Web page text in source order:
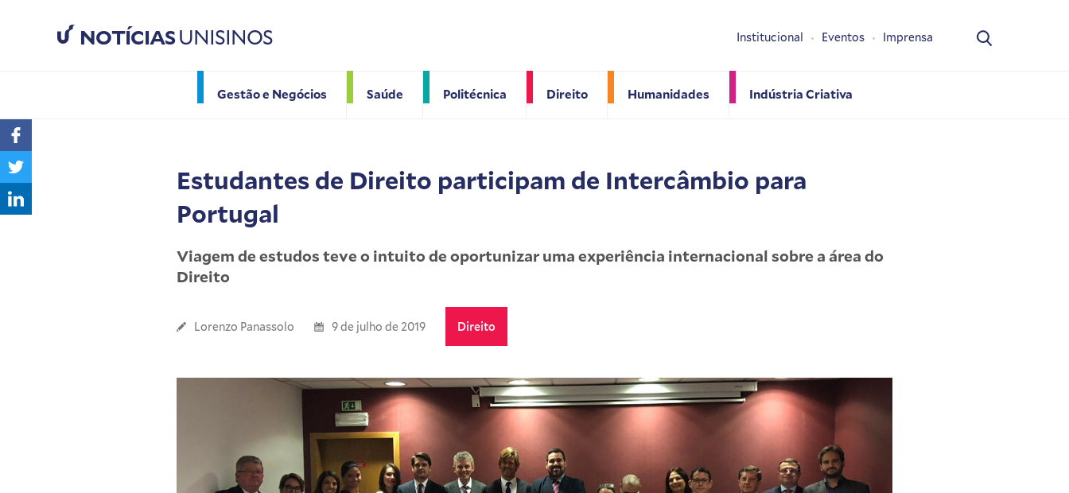
NOTÍCIASUNISINOS
Gestão e Negócios Saúde Politécnica Direito Humanidades Indústria Criativa
Institucional Eventos Imprensa
Estudantes de Direito participam de Intercâmbio para
Portugal
Viagem de estudos teve o intuito de oportunizar uma experiência internacional sobre a área do
Direito
Lorenzo Panassolo 9 de julho de 2019 Direito